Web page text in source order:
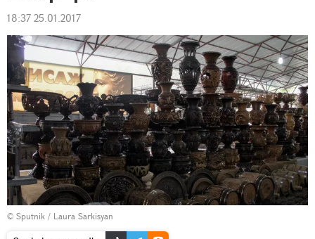
18:37 25.01.2017
© Sputnik / Laura Sarkisyan